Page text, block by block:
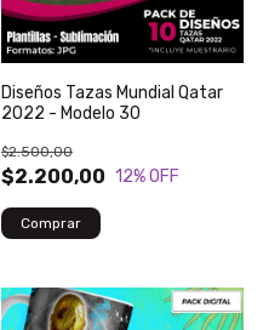
Diseños Tazas Mundial Qatar
2022 - Modelo 30
$2.200,00
$2.500,00
12% OFF